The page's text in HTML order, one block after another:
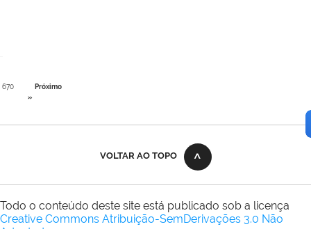
670
Próximo
»
VOLTAR AO TOPO
Todo o conteúdo deste site está publicado sob a licença
Creative Commons Atribuição-SemDerivações 3.0 Não